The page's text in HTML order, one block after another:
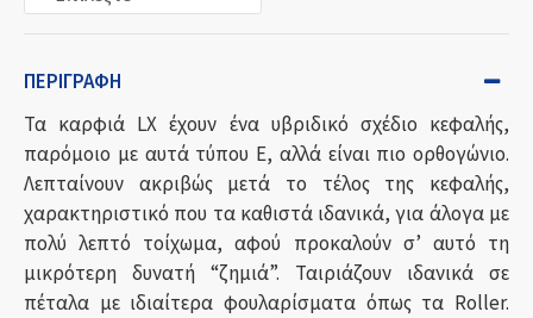
ΠΕΡΙΓΡΑΦΉ
Τα καρφιά LX έχουν ένα υβριδικό σχέδιο κεφαλής,
παρόμοιο με αυτά τύπου Ε, αλλά είναι πιο ορθογώνιο.
Λεπταίνουν ακριβώς μετά το τέλος της κεφαλής,
χαρακτηριστικό που τα καθιστά ιδανικά, για άλογα με
πολύ λεπτό τοίχωμα, αφού προκαλούν σ’ αυτό τη
μικρότερη δυνατή “ζημιά”. Ταιριάζουν ιδανικά σε
πέταλα με ιδιαίτερα φουλαρίσματα όπως τα Roller.